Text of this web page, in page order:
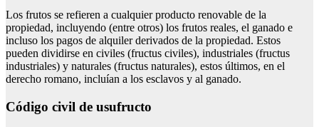
Los frutos se refieren a cualquier producto renovable de la
propiedad, incluyendo (entre otros) los frutos reales, el ganado e
incluso los pagos de alquiler derivados de la propiedad. Estos
pueden dividirse en civiles (fructus civiles), industriales (fructus
industriales) y naturales (fructus naturales), estos últimos, en el
derecho romano, incluían a los esclavos y al ganado.
Código civil de usufructo